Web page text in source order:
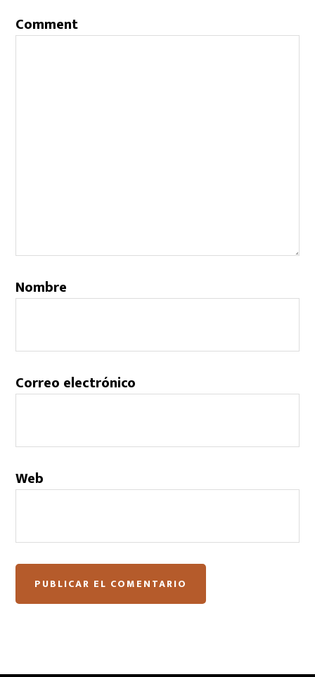
Comment
Nombre
Correo electrónico
Web